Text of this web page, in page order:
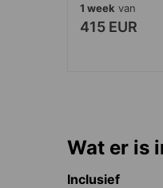
1 week van
415 EUR
Wat er is
Inclusief